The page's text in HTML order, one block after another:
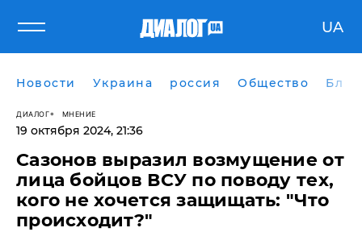
UA
Новости Украина россия Общество
ДИАЛОГ МНЕНИЕ
19 октября 2024, 21:36
Сазонов выразил возмущение от
лица бойцов ВСУ по поводу тех,
кого не хочется защищать: "Что
происходит?"